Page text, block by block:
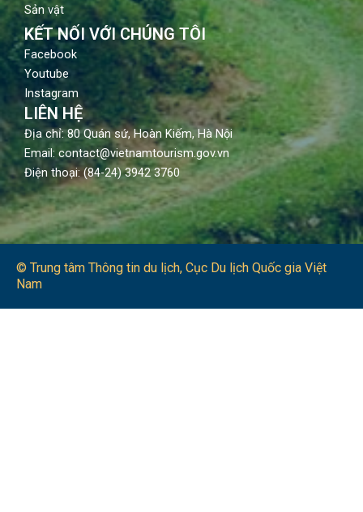
Sản vật
KẾT NỐI VỚI CHÚNG TÔI
Facebook
Youtube
Instagram
LIÊN HỆ
Địa chỉ: 80 Quán sứ, Hoàn Kiếm, Hà Nội
Email: contact@vietnamtourism.gov.vn
Điện thoại: (84-24) 3942 3760
© Trung tâm Thông tin du lịch​, Cục Du lịch Quốc gia Việt
Nam